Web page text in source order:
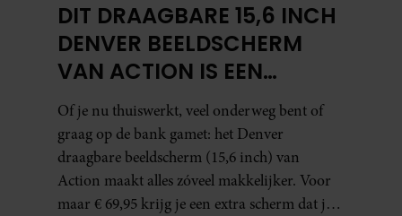
DIT DRAAGBARE 15,6 INCH
DENVER BEELDSCHERM
VAN ACTION IS EEN
GAMECHANGER VOOR
THUISWERKERS ÉN BINGE-
WATCHERS
Of je nu thuiswerkt, veel onderweg bent of
graag op de bank gamet: het Denver
draagbare beeldscherm (15,6 inch) van
Action maakt alles zóveel makkelijker. Voor
maar € 69,95 krijg je een extra scherm dat je